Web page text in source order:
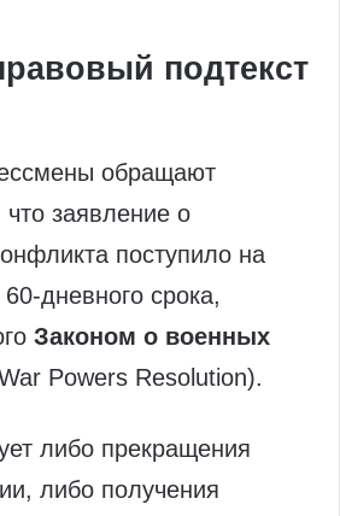
подтекст
обращают
заявление о
поступило на
дневного срока,
Законом о военных
Powers Resolution).
либо прекращения
либо получения